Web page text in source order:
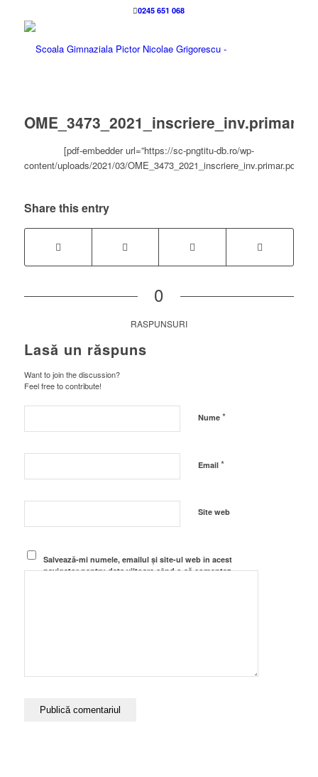
0245 651 068
OME_3473_2021_inscriere_inv.primar
[pdf-embedder url=”https://sc-pngtitu-db.ro/wp-
content/uploads/2021/03/OME_3473_2021_inscriere_inv.primar.pdf”]
Share this entry
0
RASPUNSURI
Lasă un răspuns
Want to join the discussion?
Feel free to contribute!
Nume *
Email *
Site web
Salvează-mi numele, emailul și site-ul web în acest
navigator pentru data viitoare când o să comentez.